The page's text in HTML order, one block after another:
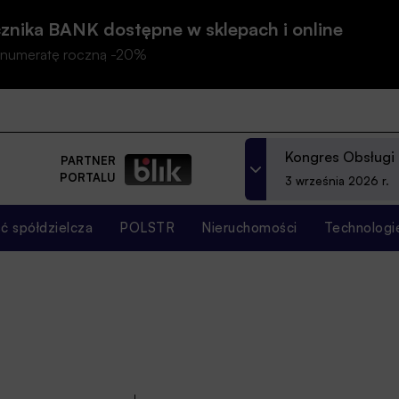
BANK dostępne w sklepach i online
roczną -20%
PARTNER
PORTALU
Kongres
3 września 2026 r.
spółdzielcza POLSTR Nieruchomości